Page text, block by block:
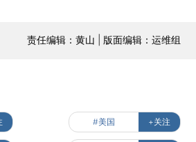
责任编辑：黄山 | 版面编辑：运维组
#美国 +关注